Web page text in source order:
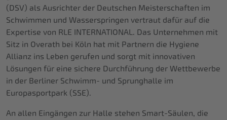
(DSV) als Ausrichter der Deutschen Meisterschaften im
Schwimmen und Wasserspringen vertraut dafür auf die
Expertise von RLE INTERNATIONAL. Das Unternehmen mit
Sitz in Overath bei Köln hat mit Partnern die Hygiene
Allianz ins Leben gerufen und sorgt mit innovativen
Lösungen für eine sichere Durchführung der Wettbewerbe
in der Berliner Schwimm- und Sprunghalle im
Europasportpark (SSE).
An allen Eingängen zur Halle stehen Smart-Säulen, die